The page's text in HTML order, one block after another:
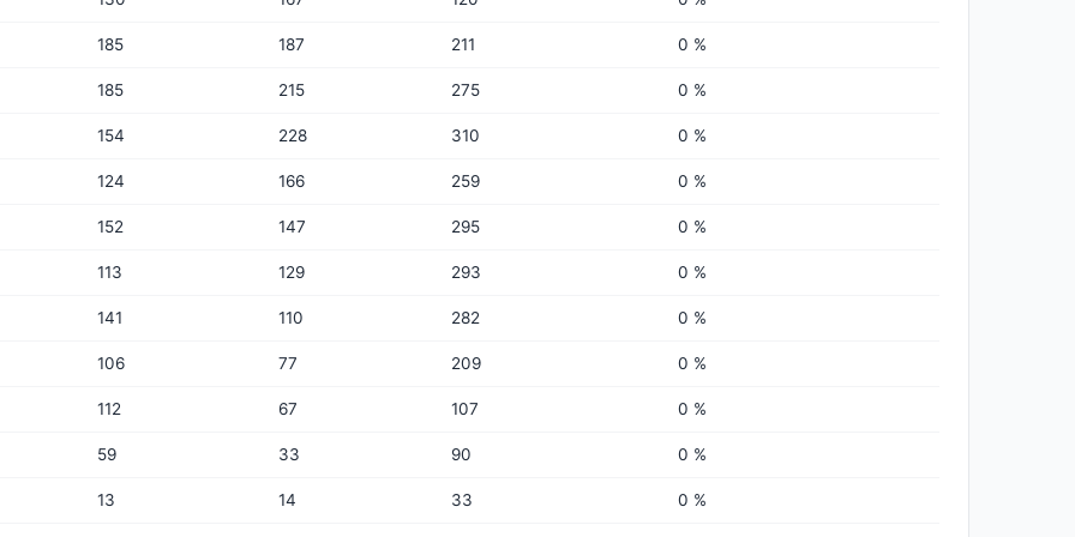
185 187 211 0 %
185 215 275 0 %
154 228 310 0 %
124 166 259 0 %
152 147 295 0 %
113 129 293 0 %
141 110 282 0 %
106 77 209 0 %
112 67 107 0 %
59 33 90 0 %
13 14 33 0 %